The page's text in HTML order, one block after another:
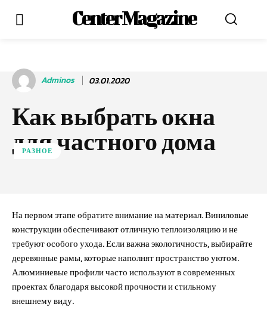
Center Magazine
Adminos 03.01.2020
Как выбрать окна
для частного дома
РАЗНОЕ
На первом этапе обратите внимание на материал. Виниловые
конструкции обеспечивают отличную теплоизоляцию и не
требуют особого ухода. Если важна экологичность, выбирайте
деревянные рамы, которые наполнят пространство уютом.
Алюминиевые профили часто используют в современных
проектах благодаря высокой прочности и стильному
внешнему виду.